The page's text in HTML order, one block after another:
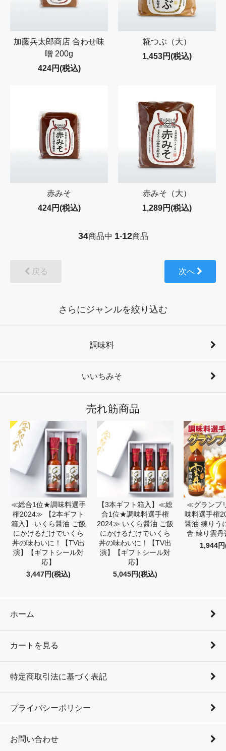
加藤兵太郎商店 合わせ味
噌 200g
424円(税込)
糀つぶ（大）
1,453円(税込)
赤みそ
424円(税込)
赤みそ（大）
1,289円(税込)
34商品中 1-12商品
戻る 次へ
さらにジャンルを絞り込む
調味料
いいちみそ
売れ筋商品
≪総合1位★調味料選手
権2024≫ 【2本ギフト
箱入】 いくら醤油 ご飯
にかけるだけでいくら
丼の味わいに！【TV出
演】【ギフトシール対
応】
3,447円(税込)
【3本ギフト箱入】≪総
合1位★調味料選手権
2024≫ いくら醤油 ご飯
にかけるだけでいくら
丼の味わいに！【TV出
演】【ギフトシール対
応】
5,045円(税込)
≪グランプ
味料選手権
醤油 練りう
舎 練り雲丹
1,944
ホーム
カートを見る
特定商取引法に基づく表記
プライバシーポリシー
お問い合わせ